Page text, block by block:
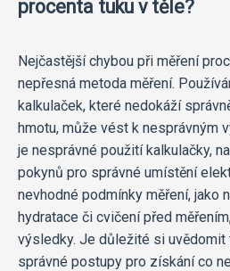
procenta tuku v těle?
Nejčastější chybou při měření
nepřesná metoda měření.
kalkulaček, které nedokáží
hmotu, může vést k nesprávným
je nesprávné použití kalkulačky,
pokynů pro správné umístění
nevhodné podmínky měření, jako
hydratace či cvičení před
výsledky. Je důležité si uvědomit
správné postupy pro získání co